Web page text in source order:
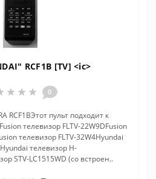
RCF1B [TV] <ic>
0
RCF1BЭтот пульт подходит к
телевизор FLTV-22W9DFusion
телевизор FLTV-32W4Hyundai
телевизор H-
STV-LC1515WD (со встроен..